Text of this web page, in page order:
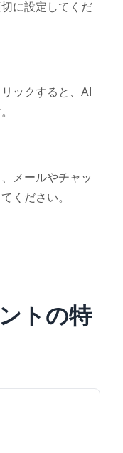
に設定してくだ
ックすると、AI
メールやチャッ
ください。
トの特